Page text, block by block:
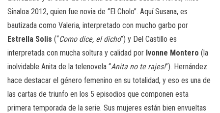
Sinaloa 2012, quien fue novia de “El Cholo”. Aquí Susana, es
bautizada como Valeria, interpretado con mucho garbo por
Estrella Solis (“Como dice, el dicho”) y Del Castillo es
interpretada con mucha soltura y calidad por Ivonne Montero (la
inolvidable Anita de la telenovela “Anita no te rajes!”). Hernández
hace destacar el género femenino en su totalidad, y eso es una de
las cartas de triunfo en los 5 episodios que componen esta
primera temporada de la serie. Sus mujeres están bien envueltas